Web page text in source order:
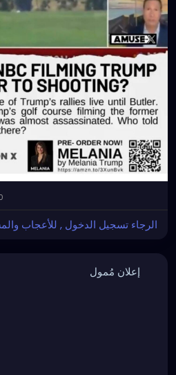
الرجاء تسجيل الدخول , للأعجاب
إعلان مُمول